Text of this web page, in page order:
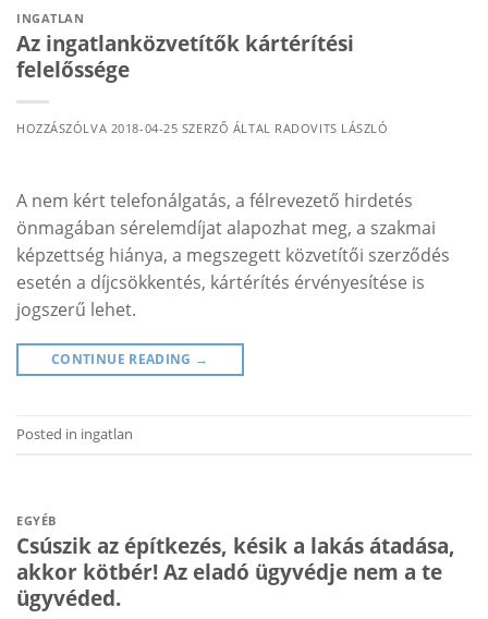
INGATLAN
Az ingatlanközvetítők kártérítési
felelőssége
HOZZÁSZÓLVA 2018-04-25 SZERZŐ ÁLTAL RADOVITS LÁSZLÓ
A nem kért telefonálgatás, a félrevezető hirdetés
önmagában sérelemdíjat alapozhat meg, a szakmai
képzettség hiánya, a megszegett közvetítői szerződés
esetén a díjcsökkentés, kártérítés érvényesítése is
jogszerű lehet.
CONTINUE READING →
Posted in ingatlan
EGYÉB
Csúszik az építkezés, késik a lakás átadása,
akkor kötbér! Az eladó ügyvédje nem a te
ügyvéded.